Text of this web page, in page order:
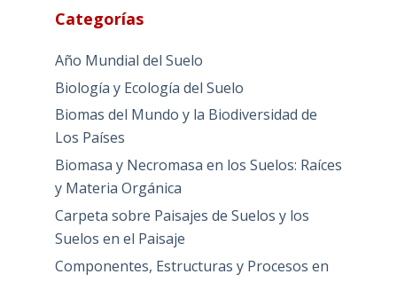
Categorías
Año Mundial del Suelo
Biología y Ecología del Suelo
Biomas del Mundo y la Biodiversidad de
Los Países
Biomasa y Necromasa en los Suelos: Raíces
y Materia Orgánica
Carpeta sobre Paisajes de Suelos y los
Suelos en el Paisaje
Componentes, Estructuras y Procesos en